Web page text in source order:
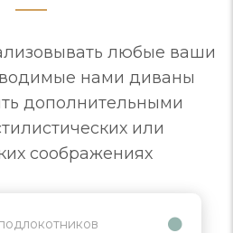
любые ваши
нами диваны
дополнительными
или
соображениях